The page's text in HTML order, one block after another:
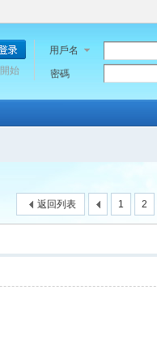
用戶名
密碼
始
1 2
返回列表